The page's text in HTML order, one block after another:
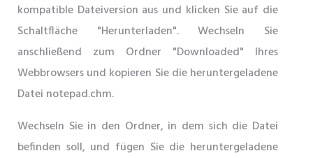
kompatible Dateiversion aus und klicken Sie auf die
Schaltfläche "Herunterladen". Wechseln Sie
anschließend zum Ordner "Downloaded" Ihres
Webbrowsers und kopieren Sie die heruntergeladene
Datei notepad.chm.
Wechseln Sie in den Ordner, in dem sich die Datei
befinden soll, und fügen Sie die heruntergeladene